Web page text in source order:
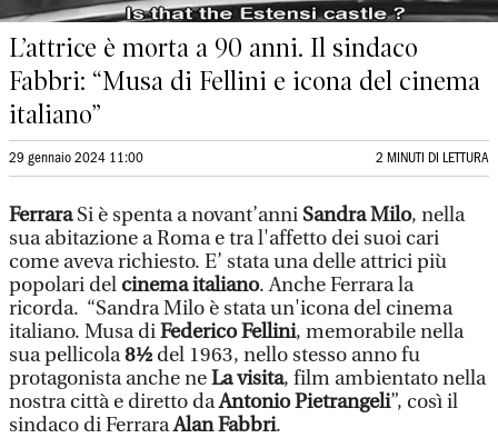
L’attrice è morta a 90 anni. Il sindaco
Fabbri: “Musa di Fellini e icona del cinema
italiano”
29 gennaio 2024 11:00 2 MINUTI DI LETTURA
FerraraSi è spenta a novant’anni Sandra Milo, nella
sua abitazione a Roma e tra l'affetto dei suoi cari
come aveva richiesto. E’ stata una delle attrici più
popolari del cinema italiano. Anche Ferrara la
ricorda. “Sandra Milo è stata un'icona del cinema
italiano. Musa diFederico Fellini, memorabile nella
sua pellicola8½del 1963, nello stesso anno fu
protagonista anche neLa visita, film ambientato nella
nostra città e diretto daAntonio Pietrangeli”, così il
sindaco di FerraraAlan Fabbri.